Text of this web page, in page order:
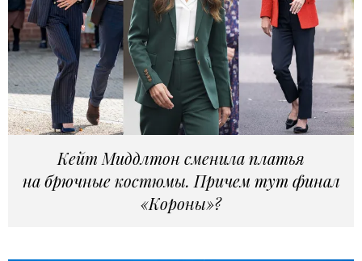
Кейт Миддлтон сменила платья
на брючные костюмы. Причем тут финал
«Короны»?